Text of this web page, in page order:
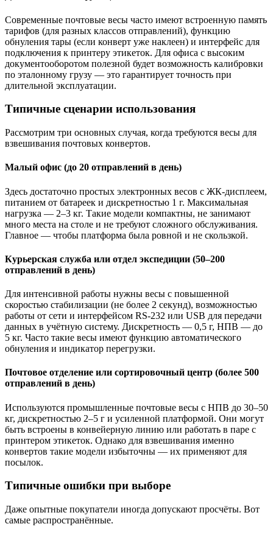
Современные почтовые весы часто имеют встроенную память
тарифов (для разных классов отправлений), функцию
обнуления тары (если конверт уже наклеен) и интерфейс для
подключения к принтеру этикеток. Для офиса с высоким
документооборотом полезной будет возможность калибровки
по эталонному грузу — это гарантирует точность при
длительной эксплуатации.
Типичные сценарии использования
Рассмотрим три основных случая, когда требуются весы для
взвешивания почтовых конвертов.
Малый офис (до 20 отправлений в день)
Здесь достаточно простых электронных весов с ЖК-дисплеем,
питанием от батареек и дискретностью 1 г. Максимальная
нагрузка — 2–3 кг. Такие модели компактны, не занимают
много места на столе и не требуют сложного обслуживания.
Главное — чтобы платформа была ровной и не скользкой.
Курьерская служба или отдел экспедиции (50–200
отправлений в день)
Для интенсивной работы нужны весы с повышенной
скоростью стабилизации (не более 2 секунд), возможностью
работы от сети и интерфейсом RS-232 или USB для передачи
данных в учётную систему. Дискретность — 0,5 г, НПВ — до
5 кг. Часто такие весы имеют функцию автоматического
обнуления и индикатор перегрузки.
Почтовое отделение или сортировочный центр (более 500
отправлений в день)
Используются промышленные почтовые весы с НПВ до 30–50
кг, дискретностью 2–5 г и усиленной платформой. Они могут
быть встроены в конвейерную линию или работать в паре с
принтером этикеток. Однако для взвешивания именно
конвертов такие модели избыточны — их применяют для
посылок.
Типичные ошибки при выборе
Даже опытные покупатели иногда допускают просчёты. Вот
самые распространённые.